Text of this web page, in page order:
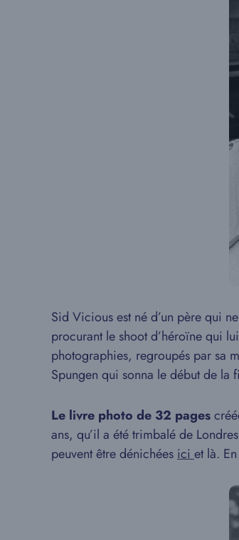
Sid Vicious est né d’un père qui ne
procurant le shoot d’héroïne qui
photographies, regroupés par sa
Spungen qui sonna le début de la
Le livre photo de 32 pages
ans, qu’il a été trimbalé de
peuvent être dénichées ici et là.